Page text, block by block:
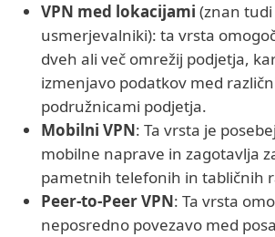
VPN med lokacijami (znan tudi
usmerjevalniki): ta vrsta
dveh ali več omrežij podjetja,
izmenjavo podatkov med
podružnicami podjetja.
Mobilni VPN: Ta vrsta je
mobilne naprave in zagotavlja
pametnih telefonih in tabličnih
Peer-to-Peer VPN: Ta vrsta
neposredno povezavo med